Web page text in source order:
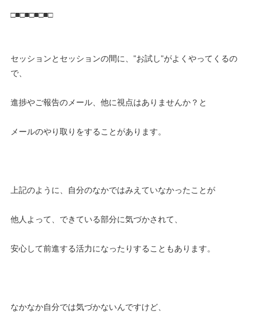
□■□■□■□■□
セッションとセッションの間に、”お試し”がよくやってくるの
で、
進捗やご報告のメール、他に視点はありませんか？と
メールのやり取りをすることがあります。
上記のように、自分のなかではみえていなかったことが
他人よって、できている部分に気づかされて、
安心して前進する活力になったりすることもあります。
なかなか自分では気づかないんですけど、